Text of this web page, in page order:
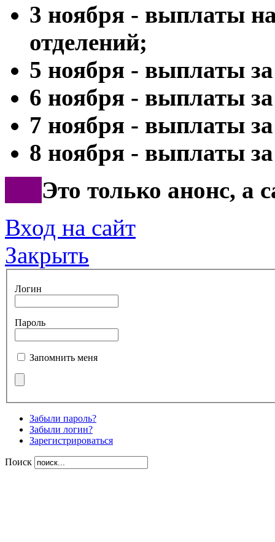
3 ноября - выплаты
отделений;
5 ноября - выплаты
6 ноября - выплаты
7 ноября - выплаты
8 ноября - выплаты
Это только анонс, а
Вход на сайт
Закрыть
Логин
Пароль
Запомнить меня
Забыли пароль?
Забыли логин?
Зарегистрироваться
Поиск